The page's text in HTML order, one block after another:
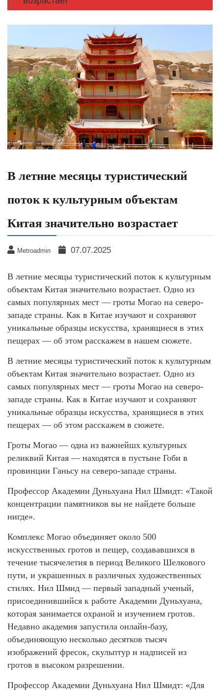
В летние месяцы туристический
поток к культурным объектам
Китая значительно возрастает
Metroadmin 07.07.2025
В летние месяцы туристический поток к культурным
объектам Китая значительно возрастает. Одно из
самых популярных мест — гроты Могао на северо-
западе страны. Как в Китае изучают и сохраняют
уникальные образцы искусства, хранящиеся в этих
пещерах — об этом расскажем в нашем сюжете.
В летние месяцы туристический поток к культурным
объектам Китая значительно возрастает. Одно из
самых популярных мест — гроты Могао на северо-
западе страны. Как в Китае изучают и сохраняют
уникальные образцы искусства, хранящиеся в этих
пещерах — об этом расскажем в сюжете.
Гроты Могао — одна из важнейшх культурных
реликвий Китая — находятся в пустыне Гоби в
провинции Ганьсу на северо-западе страны.
Профессор Академии Дуньхуана Нил Шмидт: «Такой
концентрации памятников вы не найдете больше
нигде».
Комплекс Могао объединяет около 500
искусственных гротов и пещер, создававшихся в
течение тысячелетия в период Великого Шелкового
пути, и украшенных в различных художественных
стилях. Нил Шмид — первый западный ученый,
присоединившийся к работе Академии Дуньхуана,
которая занимается охраной и изучением гротов.
Недавно академия запустила онлайн-базу,
объединяющую несколько десятков тысяч
изображений фресок, скульптур и надписей из
гротов в высоком разрешении.
Профессор Академии Дуньхуана Нил Шмидт: «Для